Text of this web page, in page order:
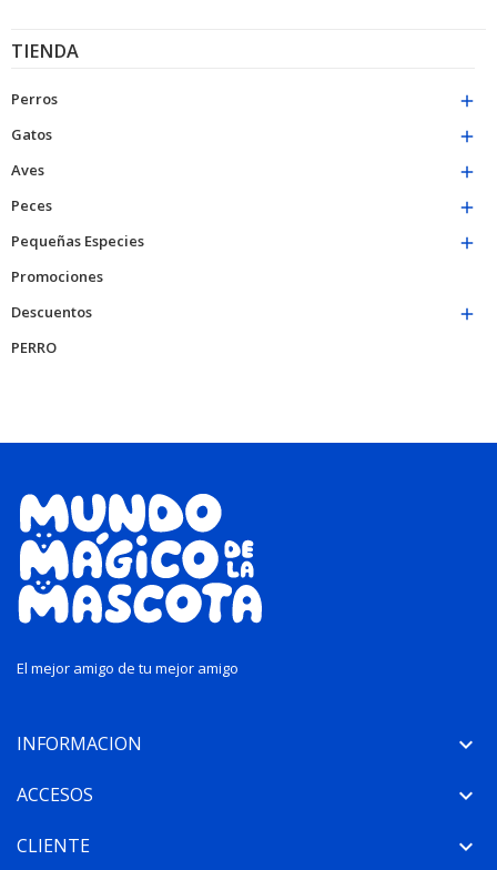
TIENDA
Perros

Gatos

Aves

Peces

Pequeñas Especies

Promociones
Descuentos

PERRO
El mejor amigo de tu mejor amigo
INFORMACION 
ACCESOS 
CLIENTE 